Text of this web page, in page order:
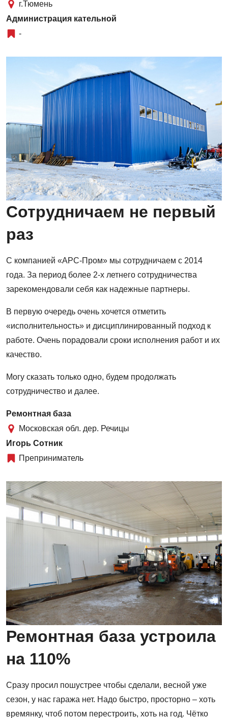
г.Тюмень
Администрация кательной
-
Сотрудничаем не первый
раз
С компанией «АРС-Пром» мы сотрудничаем с 2014
года. За период более 2-х летнего сотрудничества
зарекомендовали себя как надежные партнеры.
В первую очередь очень хочется отметить
«исполнительность» и дисциплинированный подход к
работе. Очень порадовали сроки исполнения работ и их
качество.
Могу сказать только одно, будем продолжать
сотрудничество и далее.
Ремонтная база
Московская обл. дер. Речицы
Игорь Сотник
Преприниматель
Ремонтная база устроила
на 110%
Сразу просил пошустрее чтобы сделали, весной уже
сезон, у нас гаража нет. Надо быстро, просторно – хоть
времянку, чтоб потом перестроить, хоть на год. Чётко